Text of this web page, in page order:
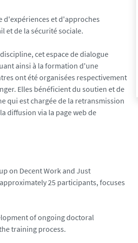
d'expériences et d'approches
et de la sécurité sociale.
cet espace de dialogue
ainsi à la formation d'une
ont été organisées respectivement
Elles bénéficient du soutien et de
qui est chargée de la retransmission
diffusion via la page web de
on Decent Work and Just
25 participants, focuses
of ongoing doctoral
training process.